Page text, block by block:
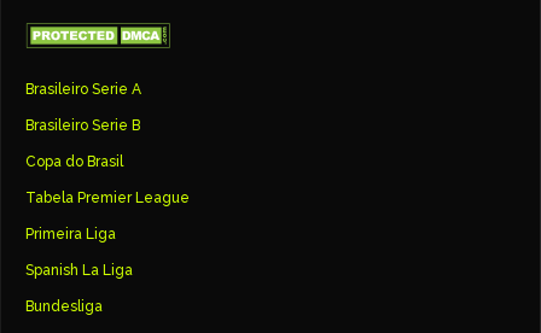
Brasileiro Serie A
Brasileiro Serie B
Copa do Brasil
Tabela Premier League
Primeira Liga
Spanish La Liga
Bundesliga